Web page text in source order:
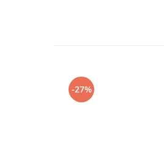
-27%